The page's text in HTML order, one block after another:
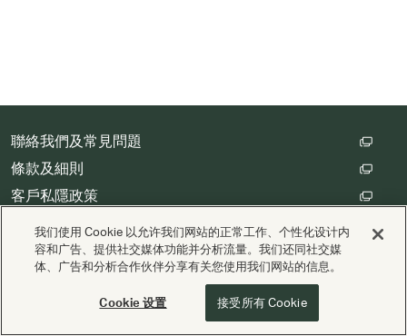
聯絡我們及常見問題
條款及細則
客戶私隱政策
數碼存根設定
版權 © Cathay Pacific Airways Limited 國泰航空有限公司
Valuedynamx支援
我们使用 Cookie 以允许我们网站的正常工作、个性化设计内
容和广告、提供社交媒体功能并分析流量。我们还同社交媒
体、广告和分析合作伙伴分享有关您使用我们网站的信息。
Cookie 设置 接受所有 Cookie